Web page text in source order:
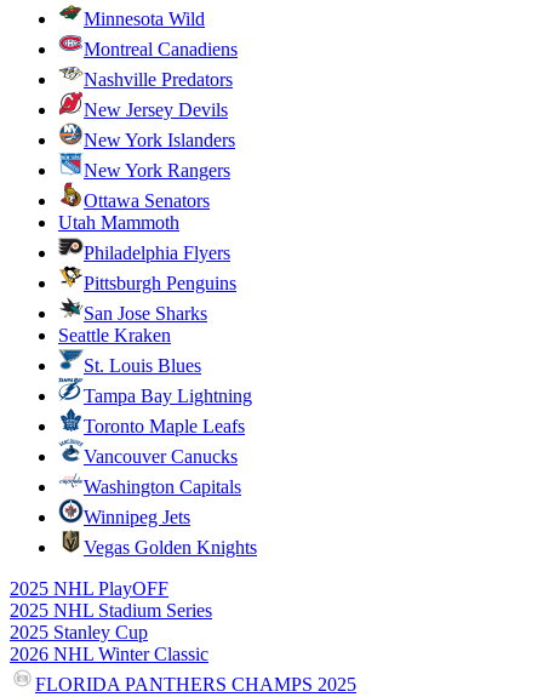
Minnesota Wild
Montreal Canadiens
Nashville Predators
New Jersey Devils
New York Islanders
New York Rangers
Ottawa Senators
Utah Mammoth
Philadelphia Flyers
Pittsburgh Penguins
San Jose Sharks
Seattle Kraken
St. Louis Blues
Tampa Bay Lightning
Toronto Maple Leafs
Vancouver Canucks
Washington Capitals
Winnipeg Jets
Vegas Golden Knights
2025 NHL PlayOFF
2025 NHL Stadium Series
2025 Stanley Cup
2026 NHL Winter Classic
FLORIDA PANTHERS CHAMPS 2025